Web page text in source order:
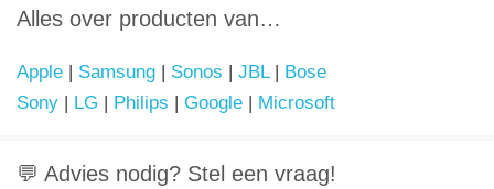
Alles over producten van…
Apple | Samsung | Sonos | JBL| Bose
Sony | LG | Philips | Google | Microsoft
💬 Advies nodig? Stel een vraag!